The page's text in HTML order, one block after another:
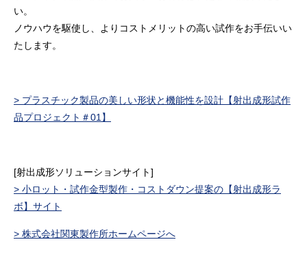
い。
ノウハウを駆使し、よりコストメリットの高い試作をお手伝いい
たします。
> プラスチック製品の美しい形状と機能性を設計【射出成形試作
品プロジェクト＃01】
[射出成形ソリューションサイト]
> 小ロット・試作金型製作・コストダウン提案の【射出成形ラ
ボ】サイト
> 株式会社関東製作所ホームページへ